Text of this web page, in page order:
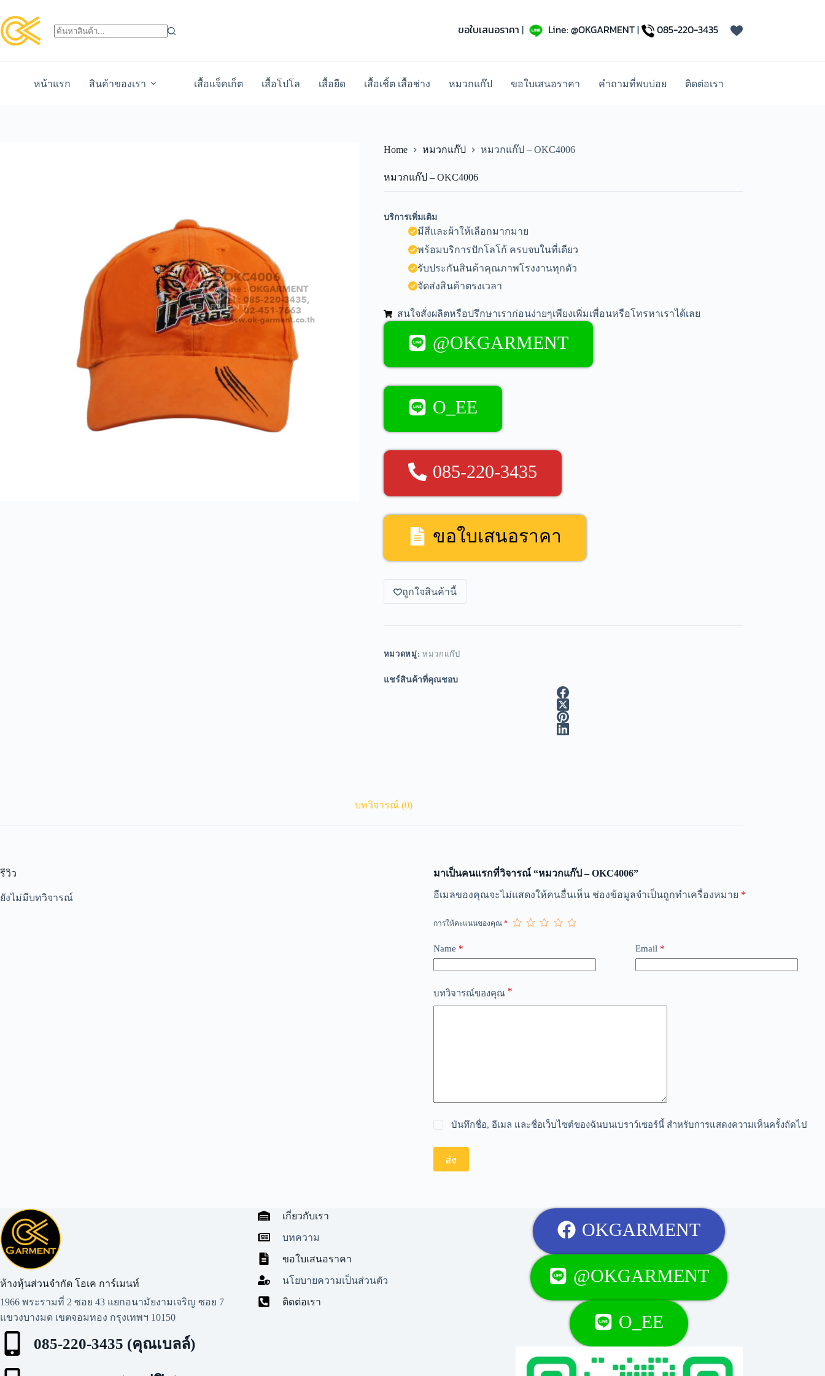
ขอใบเสนอราคา | Line: @OKGARMENT| 085-220-3435
หน้าแรก สินค้าของเรา เสื้อแจ็คเก็ต เสื้อโปโล เสื้อยืด เสื้อเชิ้ต เสื้อช่าง หมวกแก๊ป ขอใบเสนอราคา คำถามที่พบบ่อย ติดต่อเรา
Home หมวกแก๊ป หมวกแก๊ป – OKC4006
หมวกแก๊ป – OKC4006
บริการเพิ่มเติม
มีสีและผ้าให้เลือกมากมาย
พร้อมบริการปักโลโก้ ครบจบในที่เดียว
รับประกันสินค้าคุณภาพโรงงานทุกตัว
จัดส่งสินค้าตรงเวลา
สนใจสั่งผลิตหรือปรึกษาเราก่อนง่ายๆเพียงเพิ่มเพื่อนหรือโทรหาเราได้เลย
@OKGARMENT
O_EE
085-220-3435
ขอใบเสนอราคา
ถูกใจสินค้านี้
หมวดหมู่: หมวกแก๊ป
แชร์สินค้าที่คุณชอบ
บทวิจารณ์ (0)
รีวิว
ยังไม่มีบทวิจารณ์
มาเป็นคนแรกที่วิจารณ์ “หมวกแก๊ป – OKC4006”
อีเมลของคุณจะไม่แสดงให้คนอื่นเห็น ช่องข้อมูลจำเป็นถูกทำเครื่องหมาย *
การให้คะแนนของคุณ *
Name * Email *
บทวิจารณ์ของคุณ *
บันทึกชื่อ, อีเมล และชื่อเว็บไซต์ของฉันบนเบราว์เซอร์นี้ สำหรับการแสดงความเห็นครั้งถัดไป
ส่ง
A
e
n
a
t
v
ห้างหุ้นส่วนจำกัด โอเค การ์เมนท์​
1966 พระรามที่ 2 ซอย 43 แยกอนามัยงามเจริญ ซอย 7
แขวงบางมด เขตจอมทอง กรุงเทพฯ 10150
085-220-3435 (คุณเบลล์)
เกี่ยวกับเรา
บทความ
ขอใบเสนอราคา
นโยบายความเป็นส่วนตัว
ติดต่อเรา
OKGARMENT
@OKGARMENT
O_EE